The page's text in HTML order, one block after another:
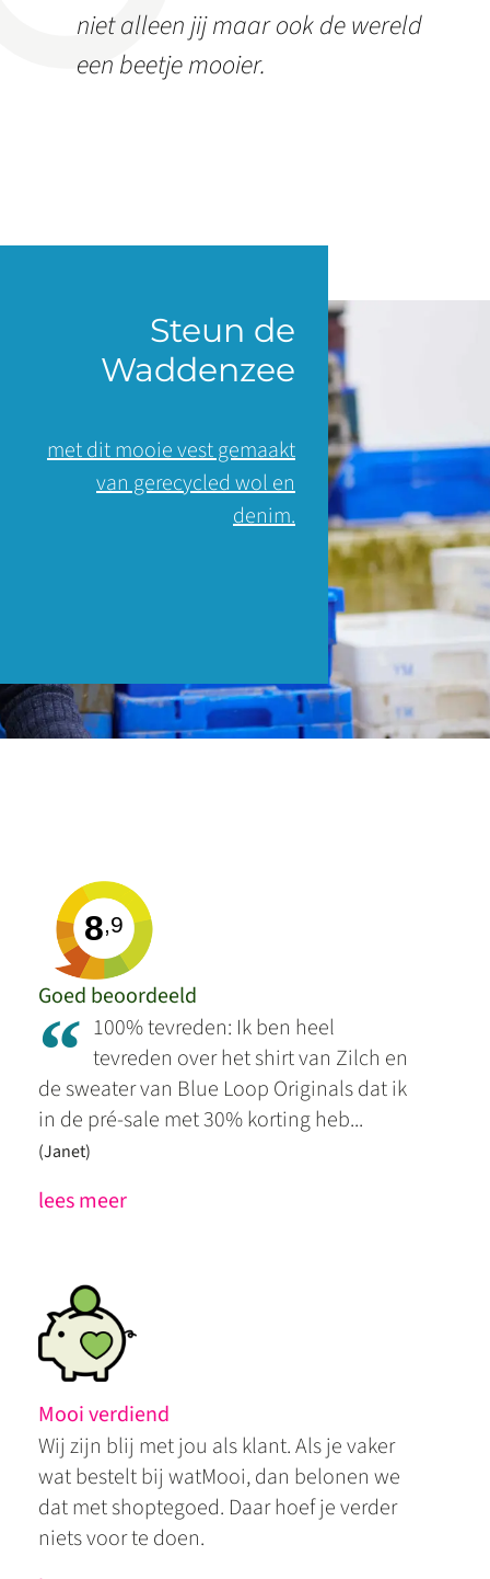
niet alleen jij maar ook de wereld
een beetje mooier.
Steun de
Waddenzee
met dit mooie vest gemaakt
van gerecycled wol en
denim.
8,9
Goed beoordeeld
“ 100% tevreden: Ik ben heel
tevreden over het shirt van Zilch en
de sweater van Blue Loop Originals dat ik
in de pré-sale met 30% korting heb...
(Janet)
lees meer
Mooi verdiend
Wij zijn blij met jou als klant. Als je vaker
wat bestelt bij watMooi, dan belonen we
dat met shoptegoed. Daar hoef je verder
niets voor te doen.